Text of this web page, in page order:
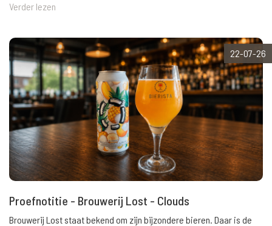
Verder lezen
22-07-26
Proefnotitie - Brouwerij Lost - Clouds
Brouwerij Lost staat bekend om zijn bijzondere bieren. Daar is de